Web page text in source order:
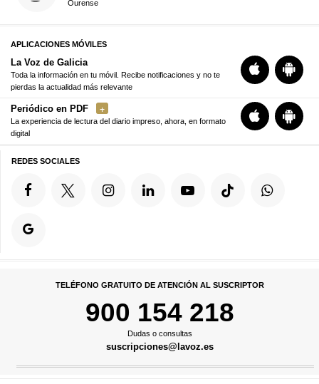
Ourense
APLICACIONES MÓVILES
La Voz de Galicia
Toda la información en tu móvil. Recibe notificaciones y no te
pierdas la actualidad más relevante
Periódico en PDF
La experiencia de lectura del diario impreso, ahora, en formato
digital
REDES SOCIALES
TELÉFONO GRATUITO DE ATENCIÓN AL SUSCRIPTOR
900 154 218
Dudas o consultas
suscripciones@lavoz.es